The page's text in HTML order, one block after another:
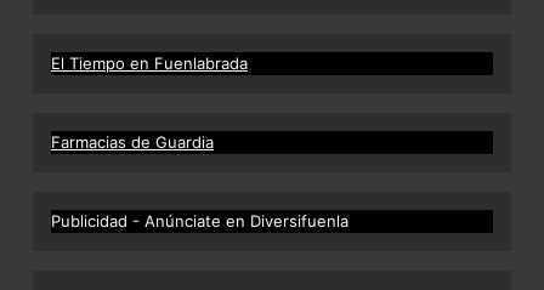
El Tiempo en Fuenlabrada
Farmacias de Guardia
Publicidad - Anúnciate en Diversifuenla